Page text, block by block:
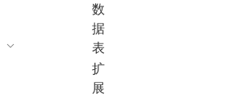
数
据
表
扩
展